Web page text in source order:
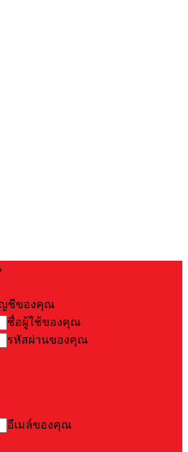
ญชีของคุณ
ชื่อผู้ใช้ของคุณ
รหัสผ่านของคุณ
อีเมล์ของคุณ